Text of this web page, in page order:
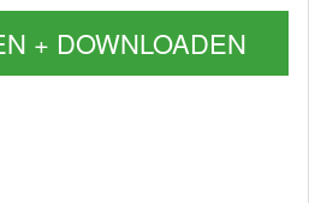
+ DOWNLOADEN